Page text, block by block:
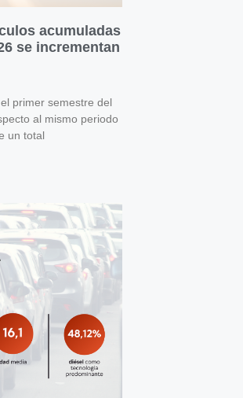
acumuladas
se incrementan
primer semestre del
al mismo periodo
un total